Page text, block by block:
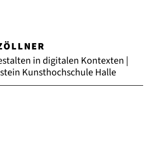
in digitalen Kontexten |
Kunsthochschule Halle